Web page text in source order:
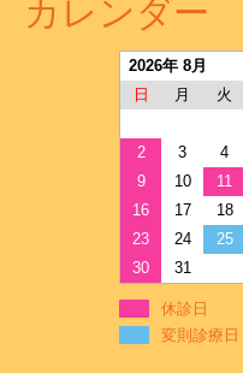
カレンダー
2026年 8月
日
月 火
2
3 4
9
10 11
16
17 18
23
24 25
30
31
休診日
変則診療日